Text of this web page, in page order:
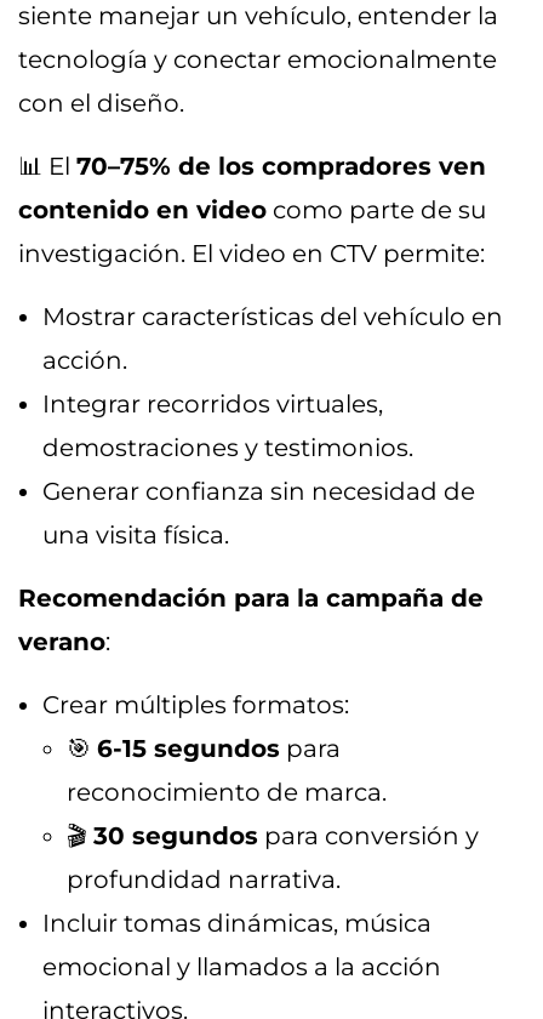
siente manejar un vehículo, entender la
tecnología y conectar emocionalmente
con el diseño.
📊 El 70–75% de los compradores ven
contenido en video como parte de su
investigación. El video en CTV permite:
Mostrar características del vehículo en
acción.
Integrar recorridos virtuales,
demostraciones y testimonios.
Generar confianza sin necesidad de
una visita física.
Recomendación para la campaña de
verano:
Crear múltiples formatos:
🎯 6-15 segundos para
reconocimiento de marca.
🎬 30 segundos para conversión y
profundidad narrativa.
Incluir tomas dinámicas, música
emocional y llamados a la acción
interactivos.